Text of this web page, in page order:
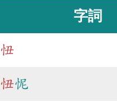
字詞
忸
忸怩